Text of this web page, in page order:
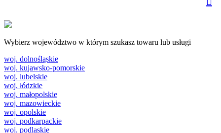
Wybierz województwo w którym szukasz towaru lub usługi
woj. dolnośląskie
woj. kujawsko-pomorskie
woj. lubelskie
woj. łódzkie
woj. małopolskie
woj. mazowieckie
woj. opolskie
woj. podkarpackie
woj. podlaskie